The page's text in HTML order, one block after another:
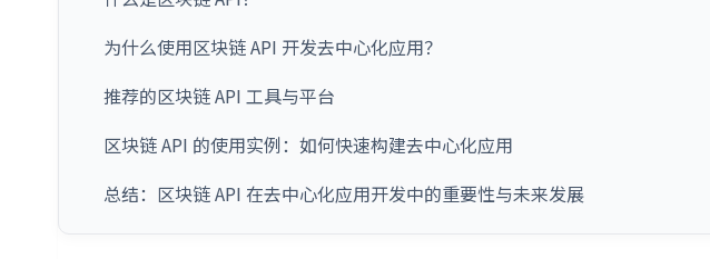
为什么使用区块链 API 开发去中心化应用？
推荐的区块链 API 工具与平台
区块链 API 的使用实例：如何快速构建去中心化应用
总结：区块链 API 在去中心化应用开发中的重要性与未来发展